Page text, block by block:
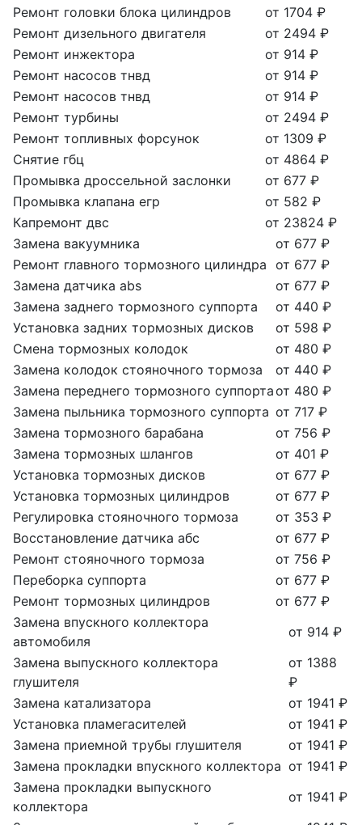
Ремонт головки блока цилиндров
от 1704 ₽
Ремонт дизельного двигателя
от 2494 ₽
Ремонт инжектора
от 914 ₽
Ремонт насосов тнвд
от 914 ₽
Ремонт насосов тнвд
от 914 ₽
Ремонт турбины
от 2494 ₽
Ремонт топливных форсунок
от 1309 ₽
Снятие гбц
от 4864 ₽
Промывка дроссельной заслонки
от 677 ₽
Промывка клапана егр
от 582 ₽
Капремонт двс
от 23824 ₽
Замена вакуумника
от 677 ₽
Ремонт главного тормозного цилиндра от 677 ₽
Замена датчика abs
от 677 ₽
Замена заднего тормозного суппорта
от 440 ₽
Установка задних тормозных дисков
от 598 ₽
Смена тормозных колодок
от 480 ₽
Замена колодок стояночного тормоза
от 440 ₽
Замена переднего тормозного суппортаот 480 ₽
Замена пыльника тормозного суппорта от 717 ₽
Замена тормозного барабана
от 756 ₽
Замена тормозных шлангов
от 401 ₽
Установка тормозных дисков
от 677 ₽
Установка тормозных цилиндров
от 677 ₽
Регулировка стояночного тормоза
от 353 ₽
Восстановление датчика абс
от 677 ₽
Ремонт стояночного тормоза
от 756 ₽
Переборка суппорта
от 677 ₽
Ремонт тормозных цилиндров
от 677 ₽
Замена впускного коллектора
автомобиля
от 914 ₽
Замена выпускного коллектора
глушителя
от 1388
₽
Замена катализатора
от 1941 ₽
Установка пламегасителей
от 1941 ₽
Замена приемной трубы глушителя
от 1941 ₽
Замена прокладки впускного коллектора от 1941 ₽
Замена прокладки выпускного
коллектора
от 1941 ₽